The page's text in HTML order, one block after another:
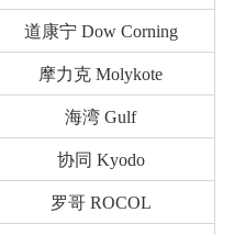
道康宁 Dow Corning
摩力克 Molykote
海湾 Gulf
协同 Kyodo
罗哥 ROCOL